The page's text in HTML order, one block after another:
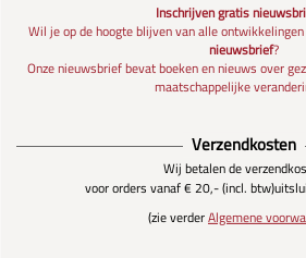
Inschrijven gratis
Wil je op de hoogte blijven van alle
nieuwsbrief?
Onze nieuwsbrief bevat boeken en nieuws over
maatschappelijke
Verzendkosten
Wij betalen de
voor orders vanaf € 20,- (incl. btw)
(zie verderAlgemene